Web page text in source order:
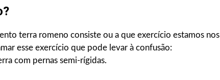
terra romeno consiste ou a que exercício estamos nos
esse exercício que pode levar à confusão:
com pernas semi-rígidas.